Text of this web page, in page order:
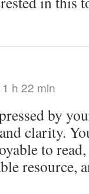
h 22 min
by
clarity.
to
resource,